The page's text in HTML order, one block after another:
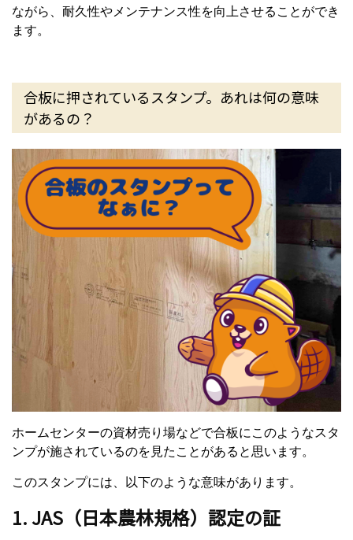
ながら、耐久性やメンテナンス性を向上させることができ
ます。
合板に押されているスタンプ。あれは何の意味
があるの？
ホームセンターの資材売り場などで合板にこのようなスタ
ンプが施されているのを見たことがあると思います。
このスタンプには、以下のような意味があります。
1. JAS（日本農林規格）認定の証